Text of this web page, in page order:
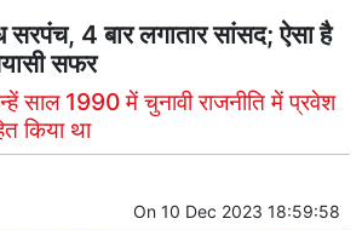
सरपंच, 4 बार लगातार सांसद; ऐसा है
सफर
साल 1990 में चुनावी राजनीति में प्रवेश
किया था
On 10 Dec 2023 18:59:58